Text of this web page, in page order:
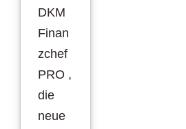
DKM
Finan
zchef
PRO ,
die
neue